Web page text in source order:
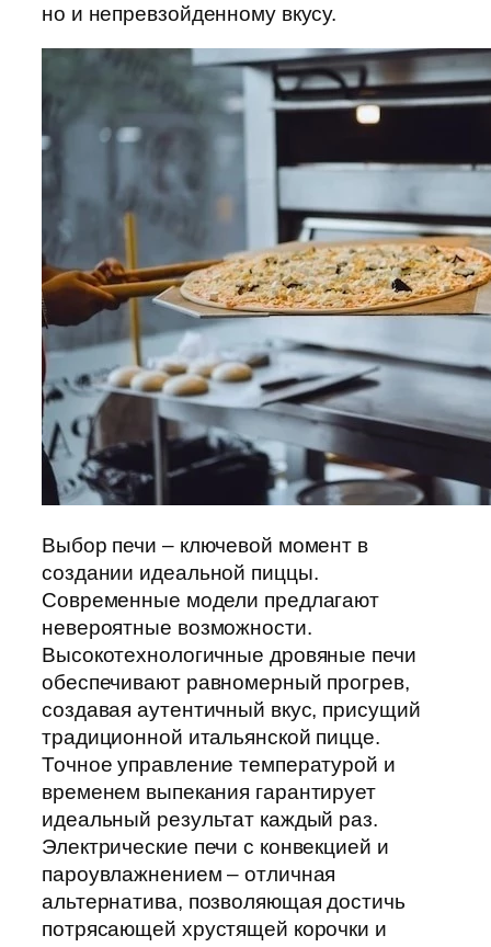
но и непревзойденному вкусу.
Выбор печи – ключевой момент в
создании идеальной пиццы.
Современные модели предлагают
невероятные возможности.
Высокотехнологичные дровяные печи
обеспечивают равномерный прогрев,
создавая аутентичный вкус, присущий
традиционной итальянской пицце.
Точное управление температурой и
временем выпекания гарантирует
идеальный результат каждый раз.
Электрические печи с конвекцией и
пароувлажнением – отличная
альтернатива, позволяющая достичь
потрясающей хрустящей корочки и